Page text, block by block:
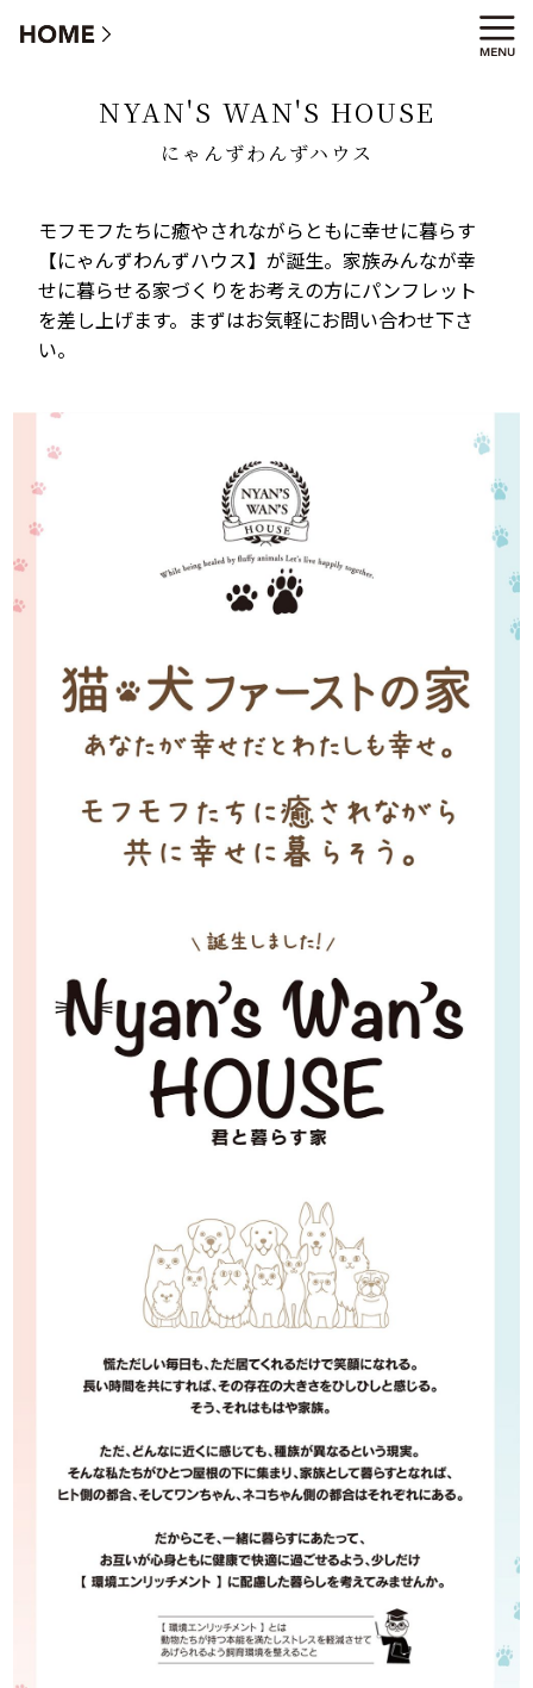
にゃんずわんずハウス
NYAN'S WAN'S HOUSE
にゃんずわんずハウス
モフモフたちに癒やされながらともに幸せに暮らす
【にゃんずわんずハウス】が誕生。家族みんなが幸
せに暮らせる家づくりをお考えの方にパンフレット
を差し上げます。まずはお気軽にお問い合わせ下さ
い。